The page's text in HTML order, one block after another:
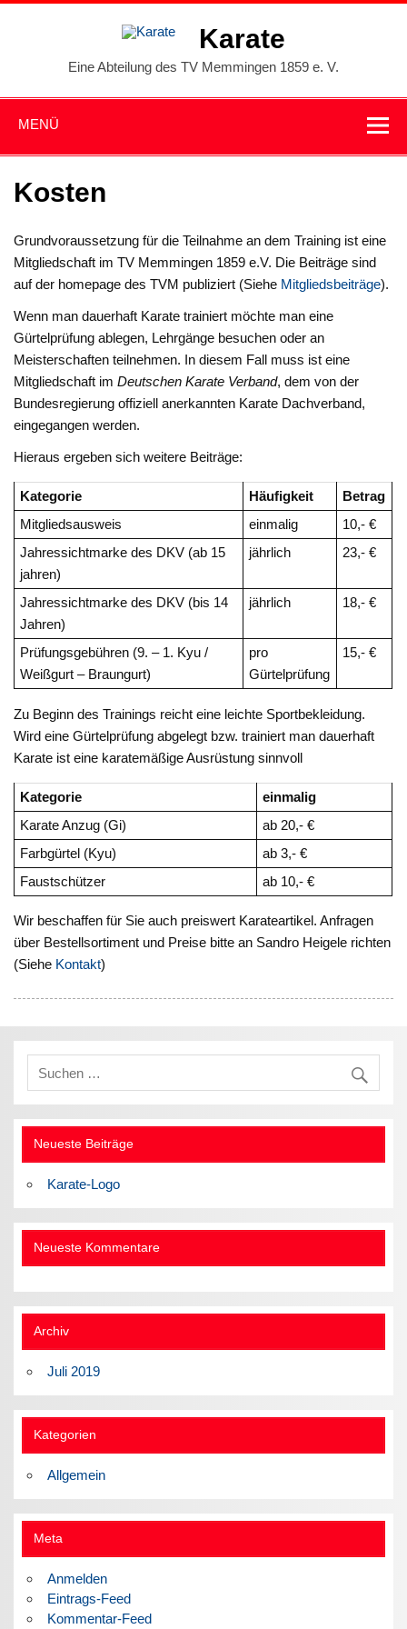
Zum
Karate
Eine Abteilung des TV Memmingen 1859 e. V.
MENÜ
Kosten
Grundvoraussetzung für die Teilnahme an dem Training ist eine
Mitgliedschaft im TV Memmingen 1859 e.V. Die Beiträge sind
auf der homepage des TVM publiziert (Siehe Mitgliedsbeiträge).
Wenn man dauerhaft Karate trainiert möchte man eine
Gürtelprüfung ablegen, Lehrgänge besuchen oder an
Meisterschaften teilnehmen. In diesem Fall muss ist eine
Mitgliedschaft imDeutschen Karate Verband, dem von der
Bundesregierung offiziell anerkannten Karate Dachverband,
eingegangen werden.
Hieraus ergeben sich weitere Beiträge:
Kategorie Häufigkeit
Betrag
Mitgliedsausweis
einmalig
10,- €
Jahressichtmarke des DKV (ab 15
jahren)
jährlich 23,- €
Jahressichtmarke des DKV (bis 14
Jahren)
jährlich 18,- €
Prüfungsgebühren (9. – 1. Kyu /
Weißgurt – Braungurt)
pro
Gürtelprüfung
15,- €
Zu Beginn des Trainings reicht eine leichte Sportbekleidung.
Wird eine Gürtelprüfung abgelegt bzw. trainiert man dauerhaft
Karate ist eine karatemäßige Ausrüstung sinnvoll
Kategorie
einmalig
Karate Anzug (Gi)
ab 20,- €
Farbgürtel (Kyu)
ab 3,- €
Faustschützer
ab 10,- €
Wir beschaffen für Sie auch preiswert Karateartikel. Anfragen
über Bestellsortiment und Preise bitte an Sandro Heigele richten
(Siehe Kontakt)
Neueste Beiträge
Karate-Logo
Neueste Kommentare
Archiv
Juli 2019
Kategorien
Allgemein
Meta
Anmelden
Eintrags-Feed
Kommentar-Feed